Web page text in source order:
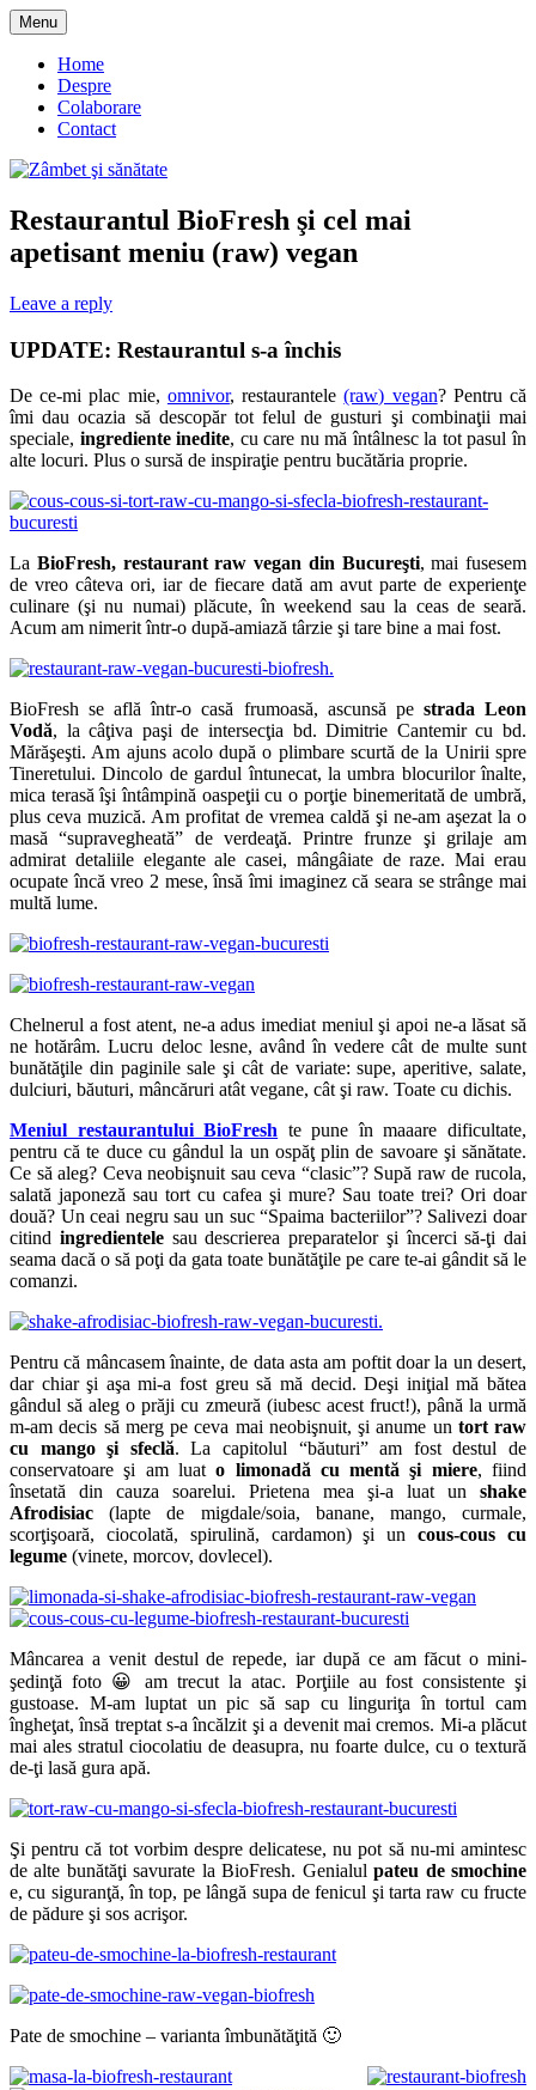
Skip
to
content
Zâmbet şi sănătate
Menu
Home
Despre
Colaborare
Contact
Restaurantul BioFresh şi cel mai
apetisant meniu (raw) vegan
Leave a reply
UPDATE: Restaurantul s-a închis
De ce-mi plac mie, omnivor, restaurantele(raw) vegan? Pentru că
îmi dau ocazia să descopăr tot felul de gusturi şi combinaţii mai
speciale, ingrediente inedite, cu care nu mă întâlnesc la tot pasul în
alte locuri. Plus o sursă de inspiraţie pentru bucătăria proprie.
La BioFresh, restaurant raw vegan din Bucureşti, mai fusesem
de vreo câteva ori, iar de fiecare dată am avut parte de experienţe
culinare (şi nu numai) plăcute, în weekend sau la ceas de seară.
Acum am nimerit într-o după-amiază târzie şi tare bine a mai fost.
BioFresh se află într-o casă frumoasă, ascunsă pe strada Leon
Vodă, la câţiva paşi de intersecţia bd. Dimitrie Cantemir cu bd.
Mărăşeşti. Am ajuns acolo după o plimbare scurtă de la Unirii spre
Tineretului. Dincolo de gardul întunecat, la umbra blocurilor înalte,
mica terasă îşi întâmpină oaspeţii cu o porţie binemeritată de umbră,
plus ceva muzică. Am profitat de vremea caldă şi ne-am aşezat la o
masă “supravegheată” de verdeaţă. Printre frunze şi grilaje am
admirat detaliile elegante ale casei, mângâiate de raze. Mai erau
ocupate încă vreo 2 mese, însă îmi imaginez că seara se strânge mai
multă lume.
Chelnerul a fost atent, ne-a adus imediat meniul şi apoi ne-a lăsat să
ne hotărâm. Lucru deloc lesne, având în vedere cât de multe sunt
bunătăţile din paginile sale şi cât de variate: supe, aperitive, salate,
dulciuri, băuturi, mâncăruri atât vegane, cât şi raw. Toate cu dichis.
Meniul restaurantului BioFresh te pune în maaare dificultate,
pentru că te duce cu gândul la un ospăţ plin de savoare şi sănătate.
Ce să aleg? Ceva neobişnuit sau ceva “clasic”? Supă raw de rucola,
salată japoneză sau tort cu cafea şi mure? Sau toate trei? Ori doar
două? Un ceai negru sau un suc “Spaima bacteriilor”? Salivezi doar
citind ingredientelesau descrierea preparatelor şi încerci să-ţi dai
seama dacă o să poţi da gata toate bunătăţile pe care te-ai gândit să le
comanzi.
Pentru că mâncasem înainte, de data asta am poftit doar la un desert,
dar chiar şi aşa mi-a fost greu să mă decid. Deşi iniţial mă bătea
gândul să aleg o prăji cu zmeură (iubesc acest fruct!), până la urmă
m-am decis să merg pe ceva mai neobişnuit, şi anume un tort raw
cu mango şi sfeclă. La capitolul “băuturi” am fost destul de
conservatoare şi am luato limonadă cu mentă şi miere, fiind
însetată din cauza soarelui. Prietena mea şi-a luat un shake
Afrodisiac (lapte de migdale/soia, banane, mango, curmale,
scorţişoară, ciocolată, spirulină, cardamon) şi uncous-cous cu
legume (vinete, morcov, dovlecel).
Mâncarea a venit destul de repede, iar după ce am făcut o mini-
şedinţă foto 😀 am trecut la atac. Porţiile au fost consistente şi
gustoase. M-am luptat un pic să sap cu linguriţa în tortul cam
îngheţat, însă treptat s-a încălzit şi a devenit mai cremos. Mi-a plăcut
mai ales stratul ciocolatiu de deasupra, nu foarte dulce, cu o textură
de-ţi lasă gura apă.
Şi pentru că tot vorbim despre delicatese, nu pot să nu-mi amintesc
de alte bunătăţi savurate la BioFresh. Genialulpateu de smochine
e, cu siguranţă, în top, pe lângă supa de fenicul şi tarta raw cu fructe
de pădure şi sos acrişor.
Pate de smochine – varianta îmbunătăţită 🙂